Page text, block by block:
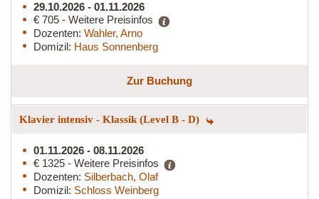
29.10.2026 - 01.11.2026
€ 705 - Weitere Preisinfos
Dozenten: Wahler, Arno
Domizil: Haus Sonnenberg
Zur Buchung
Klavier intensiv - Klassik (Level B - D)
01.11.2026 - 08.11.2026
€ 1325 - Weitere Preisinfos
Dozenten: Silberbach, Olaf
Domizil: Schloss Weinberg